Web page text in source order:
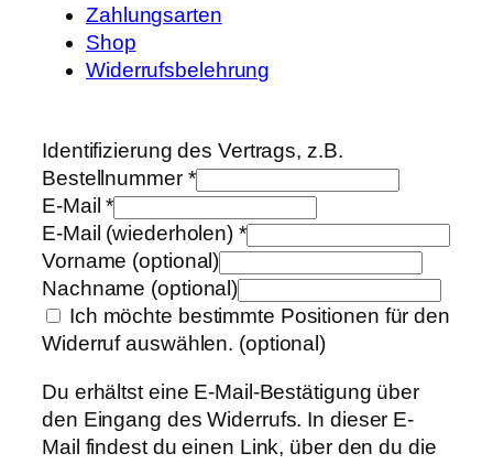
Zahlungsarten
Shop
Widerrufsbelehrung
Identifizierung des Vertrags, z.B.
Bestellnummer *
E-Mail*
E-Mail (wiederholen) *
Vorname (optional)
Nachname (optional)
Ich möchte bestimmte Positionen für den
Widerruf auswählen. (optional)
Du erhältst eine E-Mail-Bestätigung über
den Eingang des Widerrufs. In dieser E-
Mail findest du einen Link, über den du die